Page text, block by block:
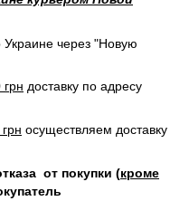
Украине через "Новую
доставку по адресу
осуществляем доставку
от покупки (кроме